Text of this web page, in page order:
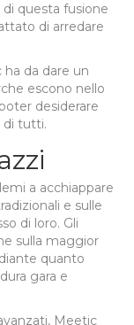
questa fusione
di arredare
da dare un
escono nello
desiderare
di tutti.
a acchiappare
e sulle
di loro. Gli
sulla maggior
quanto
gara e
Meetic